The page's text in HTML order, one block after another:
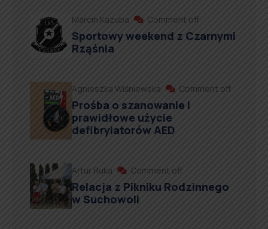
Marcin Kazuba Comment off
Sportowy weekend z Czarnymi
Rząśnia
Agnieszka Wiśniewska Comment off
Prośba o szanowanie i
prawidłowe użycie
defibrylatorów AED
Artur Ruka Comment off
Relacja z Pikniku Rodzinnego
w Suchowoli